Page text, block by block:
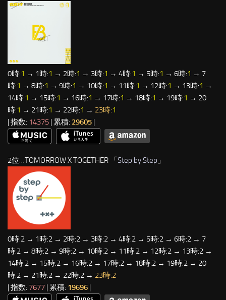
0時:1 → 1時:1 → 2時:1 → 3時:1 → 4時:1 → 5時:1 → 6時:1 → 7
時:1 → 8時:1 → 9時:1 → 10時:1 → 11時:1 → 12時:1 → 13時:1 →
14時:1 → 15時:1 → 16時:1 → 17時:1 → 18時:1 → 19時:1 → 20
時:1 → 21時:1 → 22時:1 → 23時:1
| 指数: 14375 | 累積: 29605 |
2位…TOMORROW X TOGETHER 「Step by Step 」
0時:2 → 1時:2 → 2時:2 → 3時:2 → 4時:2 → 5時:2 → 6時:2 → 7
時:2 → 8時:2 → 9時:2 → 10時:2 → 11時:2 → 12時:2 → 13時:2 →
14時:2 → 15時:2 → 16時:2 → 17時:2 → 18時:2 → 19時:2 → 20
時:2 → 21時:2 → 22時:2 → 23時:2
| 指数: 7677 | 累積: 19696 |